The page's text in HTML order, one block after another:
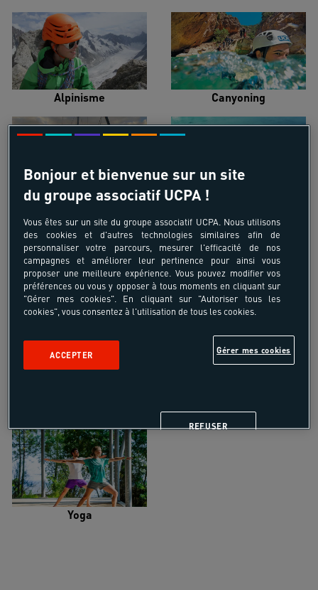
Alpinisme Canyoning
Croisière voilier Kayak de mer
Trail Trek-Randonnée pédestre
Vélo de randonnée
Yoga
Bonjour et bienvenue sur un site
du groupe associatif UCPA !
Vous êtes sur un site du groupe associatif UCPA. Nous utilisons
des cookies et d'autres technologies similaires afin de
personnaliser votre parcours, mesurer l'efficacité de nos
campagnes et améliorer leur pertinence pour ainsi vous
proposer une meilleure expérience. Vous pouvez modifier vos
préférences ou vous y opposer à tous moments en cliquant sur
"Gérer mes cookies". En cliquant sur "Autoriser tous les
cookies", vous consentez à l'utilisation de tous les cookies.
Gérer mes cookies
REFUSER
ACCEPTER